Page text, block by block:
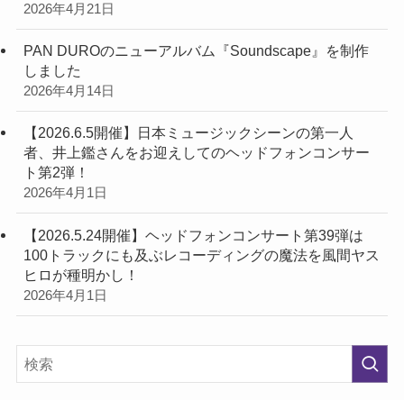
2026年4月21日
PAN DUROのニューアルバム『Soundscape』を制作
しました
2026年4月14日
【2026.6.5開催】日本ミュージックシーンの第一人
者、井上鑑さんをお迎えしてのヘッドフォンコンサー
ト第2弾！
2026年4月1日
【2026.5.24開催】ヘッドフォンコンサート第39弾は
100トラックにも及ぶレコーディングの魔法を風間ヤス
ヒロが種明かし！
2026年4月1日